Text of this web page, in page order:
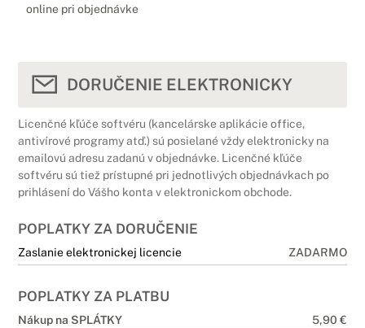
online pri objednávke
DORUČENIE ELEKTRONICKY
Licenčné kľúče softvéru (kancelárske aplikácie office,
antivírové programy atď.) sú posielané vždy elektronicky na
emailovú adresu zadanú v objednávke. Licenčné kľúče
softvéru sú tiež prístupné pri jednotlivých objednávkach po
prihlásení do Vášho konta v elektronickom obchode.
POPLATKY ZA DORUČENIE
Zaslanie elektronickej licencie ZADARMO
POPLATKY ZA PLATBU
Nákup na SPLÁTKY
5,90 €